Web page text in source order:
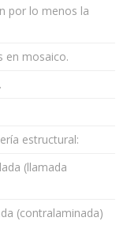
por lo menos la
en mosaico.
estructural:
(llamada
(contralaminada)